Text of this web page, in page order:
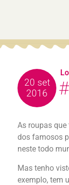
20 set
2016
As roupas
dos famosos
neste todo
Mas tenho
exemplo, tem